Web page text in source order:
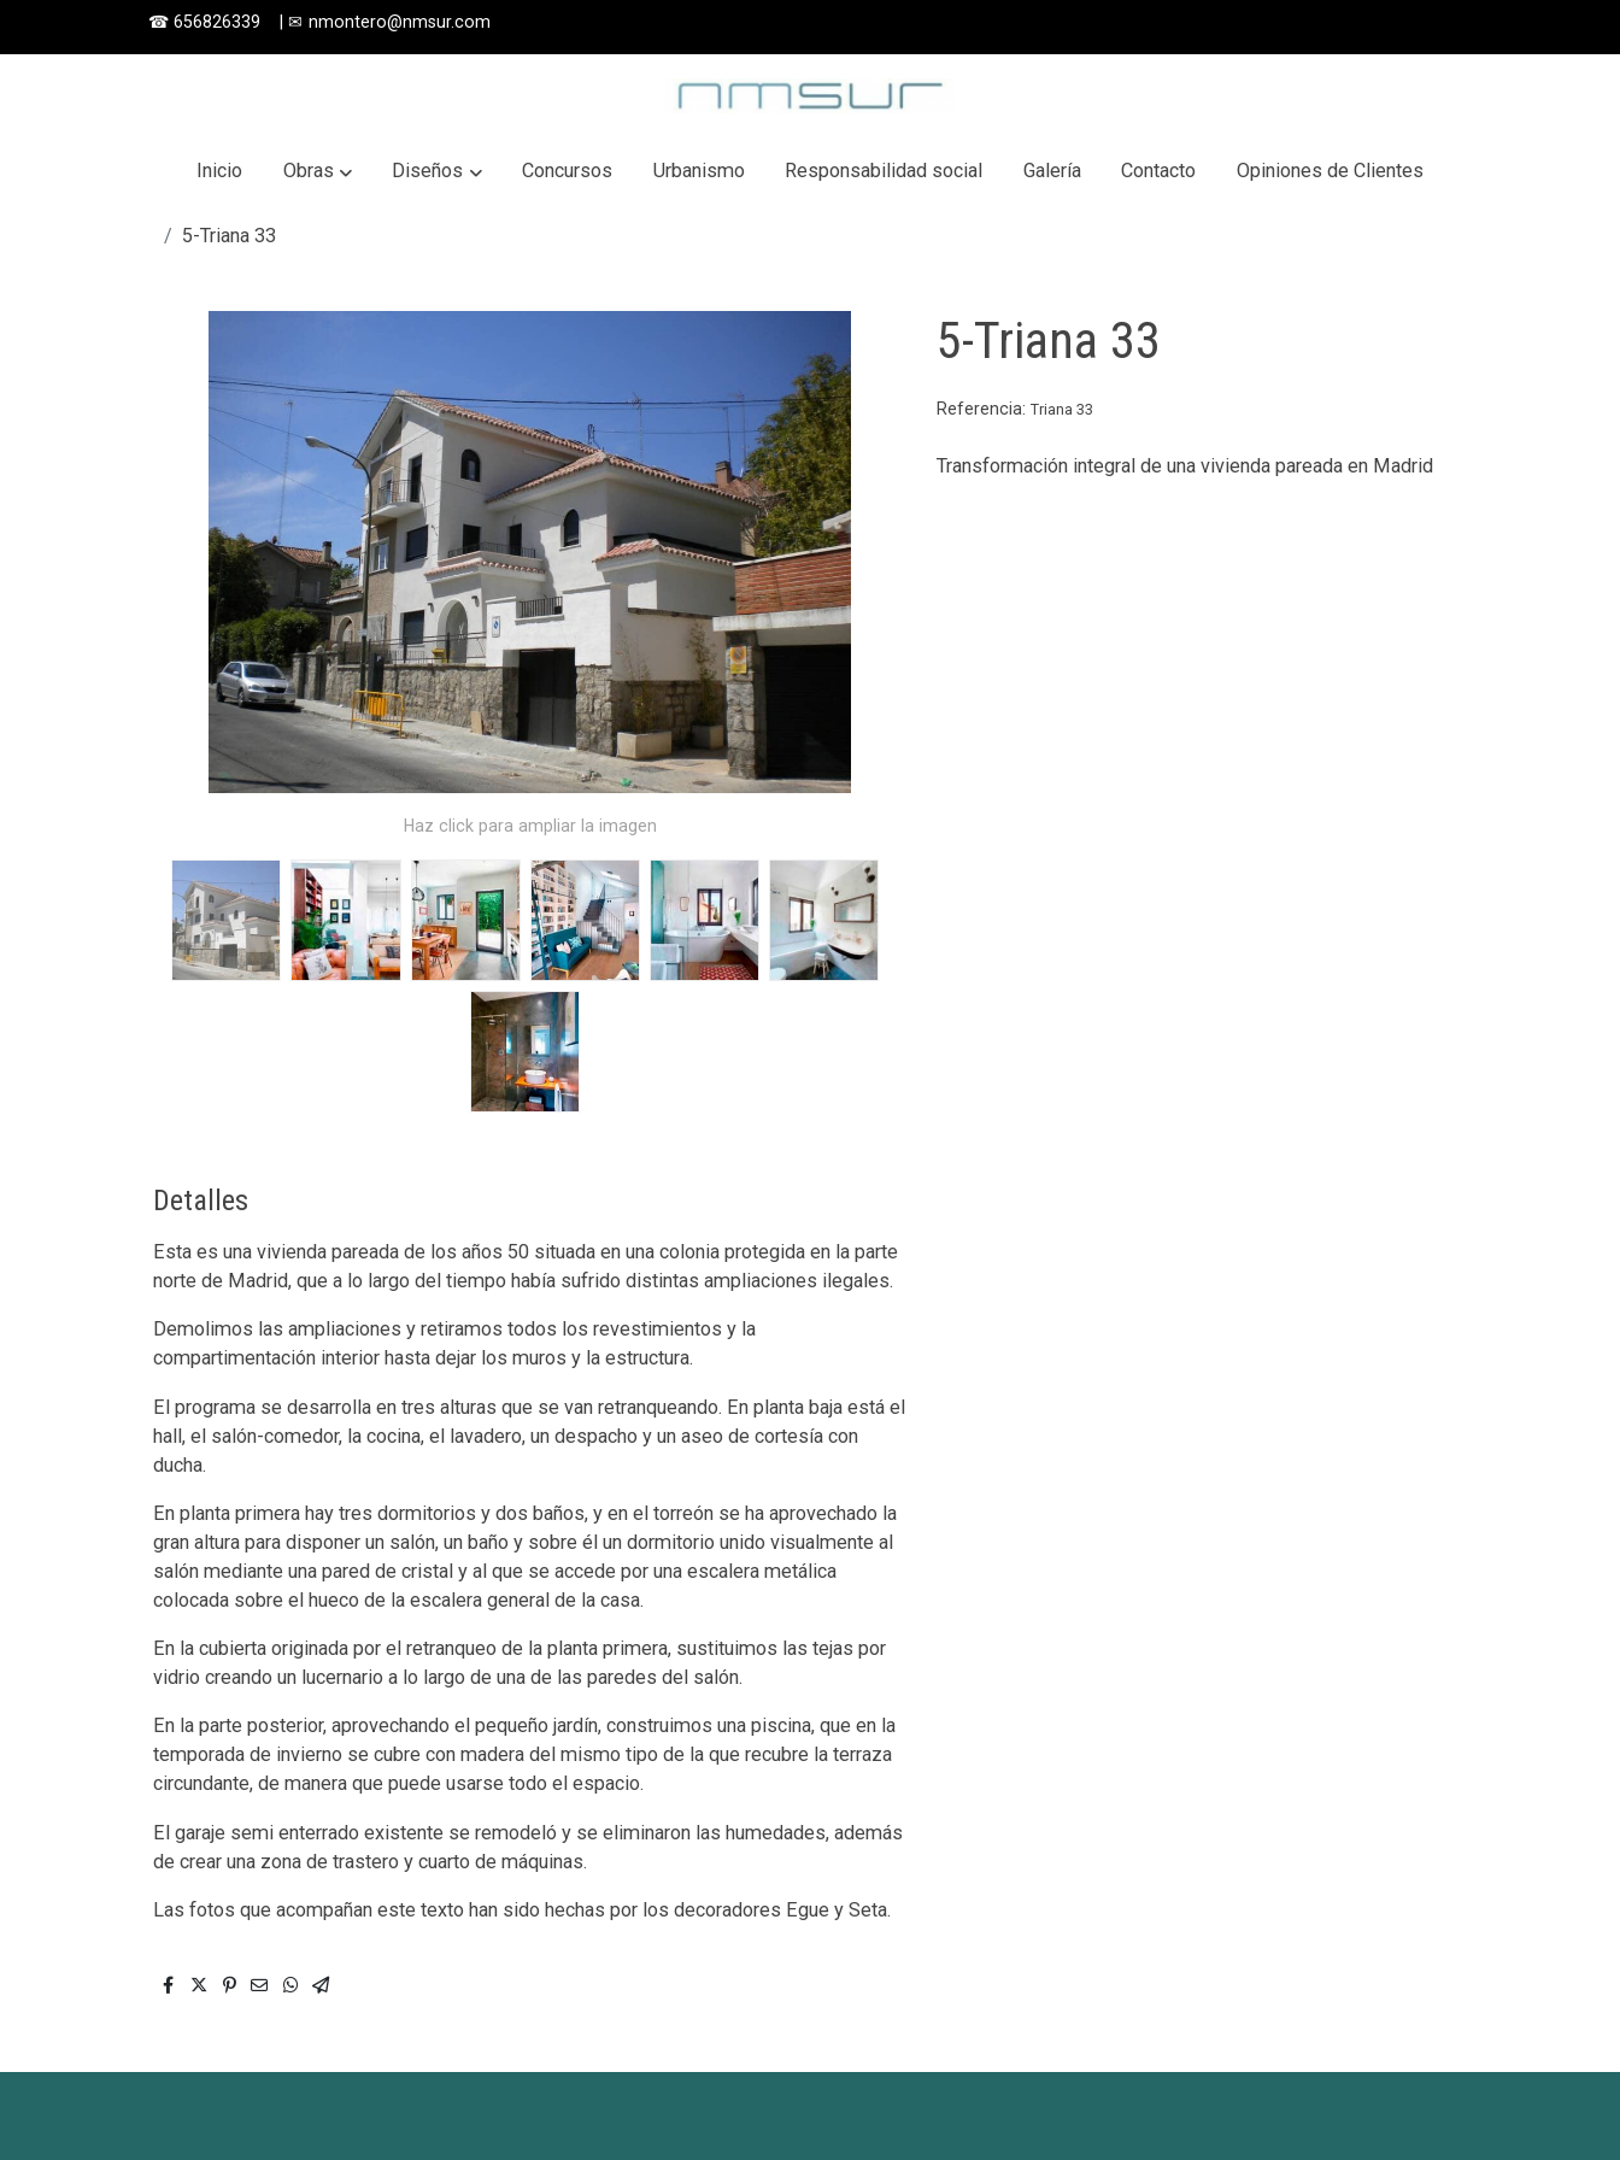
☎ 656826339 |✉ nmontero@nmsur.com
Inicio Obras Diseños Concursos Urbanismo Responsabilidad social Galería Contacto Opiniones de Clientes
5-Triana 33
Haz click para ampliar la imagen
Detalles
Esta es una vivienda pareada de los años 50 situada en una colonia protegida en la parte
norte de Madrid, que a lo largo del tiempo había sufrido distintas ampliaciones ilegales.
Demolimos las ampliaciones y retiramos todos los revestimientos y la
compartimentación interior hasta dejar los muros y la estructura.
El programa se desarrolla en tres alturas que se van retranqueando. En planta baja está el
hall, el salón-comedor, la cocina, el lavadero, un despacho y un aseo de cortesía con
ducha.
En planta primera hay tres dormitorios y dos baños, y en el torreón se ha aprovechado la
gran altura para disponer un salón, un baño y sobre él un dormitorio unido visualmente al
salón mediante una pared de cristal y al que se accede por una escalera metálica
colocada sobre el hueco de la escalera general de la casa.
En la cubierta originada por el retranqueo de la planta primera, sustituimos las tejas por
vidrio creando un lucernario a lo largo de una de las paredes del salón.
En la parte posterior, aprovechando el pequeño jardín, construimos una piscina, que en la
temporada de invierno se cubre con madera del mismo tipo de la que recubre la terraza
circundante, de manera que puede usarse todo el espacio.
El garaje semi enterrado existente se remodeló y se eliminaron las humedades, además
de crear una zona de trastero y cuarto de máquinas.
Las fotos que acompañan este texto han sido hechas por los decoradores Egue y Seta.
5-Triana 33
Referencia:Triana 33
Transformación integral de una vivienda pareada en Madrid